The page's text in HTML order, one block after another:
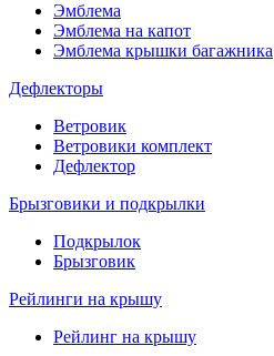
Эмблема
Эмблема на капот
Эмблема крышки багажника
Дефлекторы
Ветровик
Ветровики комплект
Дефлектор
Брызговики и подкрылки
Подкрылок
Брызговик
Рейлинги на крышу
Рейлинг на крышу